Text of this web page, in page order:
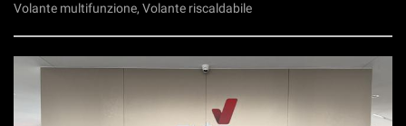
Volante multifunzione, Volante riscaldabile